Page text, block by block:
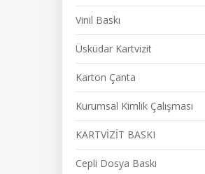
Vinil Baskı
Üsküdar Kartvizit
Karton Çanta
Kurumsal Kimlik Çalışması
KARTVİZİT BASKI
Cepli Dosya Baskı